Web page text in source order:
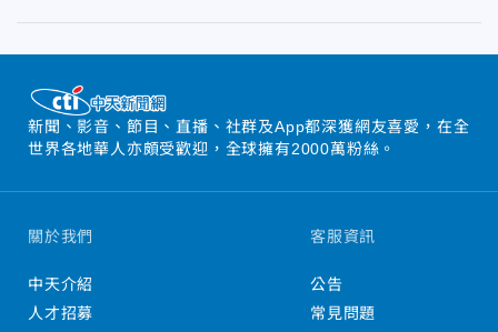
新聞、影音、節目、直播、社群及App都深獲網友喜愛，在全
世界各地華人亦頗受歡迎，全球擁有2000萬粉絲。
關於我們
中天介紹
人才招募
客服資訊
公告
常見問題